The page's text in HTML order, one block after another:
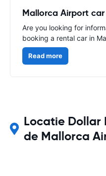
Mallorca Airport
Are you looking for
booking a rental car in
Read more
Locatie Dollar
de Mallorca